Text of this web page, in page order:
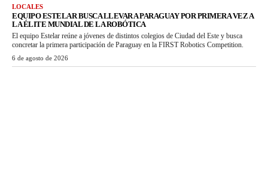
LOCALES
EQUIPO ESTELAR BUSCA LLEVAR A PARAGUAY POR PRIMERA VEZ A
LA ÉLITE MUNDIAL DE LA ROBÓTICA
El equipo Estelar reúne a jóvenes de distintos colegios de Ciudad del Este y busca
concretar la primera participación de Paraguay en la FIRST Robotics Competition.
6 de agosto de 2026